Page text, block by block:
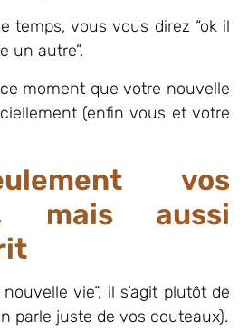
temps, vous vous direz “ok il
un autre”.
moment que votre nouvelle
(enfin vous et votre
vos
mais aussi
vie”, il s’agit plutôt de
parle juste de vos couteaux).